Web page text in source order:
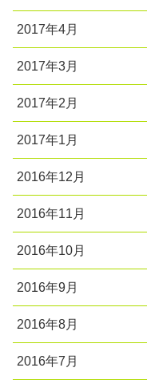
2017年4月
2017年3月
2017年2月
2017年1月
2016年12月
2016年11月
2016年10月
2016年9月
2016年8月
2016年7月